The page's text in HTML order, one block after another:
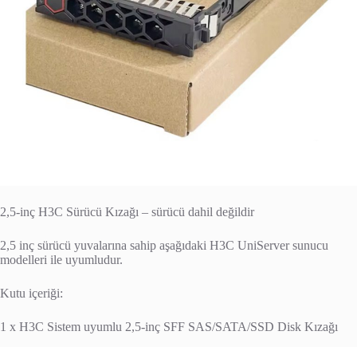
2,5-inç H3C Sürücü Kızağı – sürücü dahil değildir
2,5 inç sürücü yuvalarına sahip aşağıdaki H3C UniServer sunucu
modelleri ile uyumludur.
Kutu içeriği:
1 x H3C Sistem uyumlu 2,5-inç SFF SAS/SATA/SSD Disk Kızağı